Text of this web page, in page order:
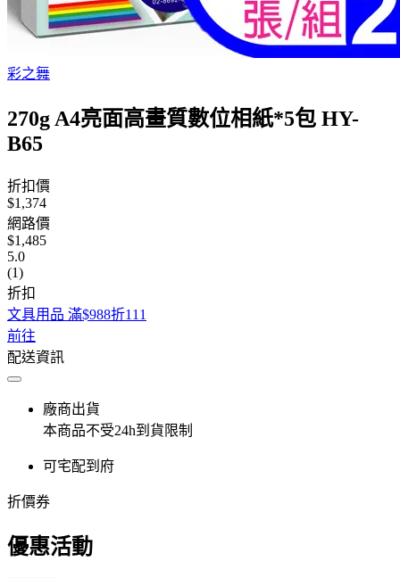
彩之舞
270g A4亮面高畫質數位相紙*5包 HY-
B65
折扣價
$1,374
網路價
$1,485
5.0
(1)
折扣
文具用品 滿$988折111
前往
配送資訊
廠商出貨
本商品不受24h到貨限制
可宅配到府
折價券
優惠活動